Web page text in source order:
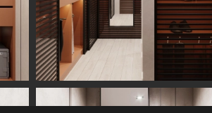
запрещено.
Сделано в